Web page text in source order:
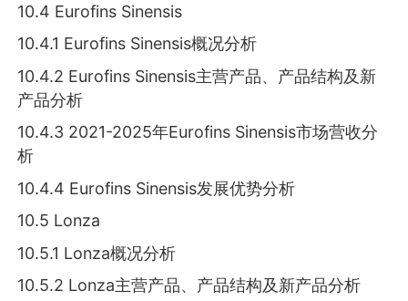
10.4 Еurоfіnѕ Ѕіnеnѕіѕ
10.4.1 Еurоfіnѕ Ѕіnеnѕіѕ概况分析
10.4.2 Еurоfіnѕ Ѕіnеnѕіѕ主营产品、产品结构及新
产品分析
10.4.3 2021-2025年Еurоfіnѕ Ѕіnеnѕіѕ市场营收分
析
10.4.4 Еurоfіnѕ Ѕіnеnѕіѕ发展优势分析
10.5 Lоnzа
10.5.1 Lоnzа概况分析
10.5.2 Lоnzа主营产品、产品结构及新产品分析